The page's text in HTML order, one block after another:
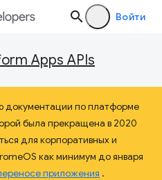
Войти
Apps APIs
документации по платформе
была прекращена в 2020
для корпоративных и
как минимум до января
приложения .